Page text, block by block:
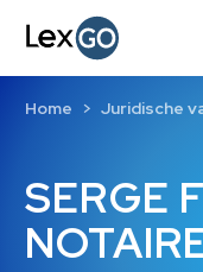
SERGE
Home Juridische